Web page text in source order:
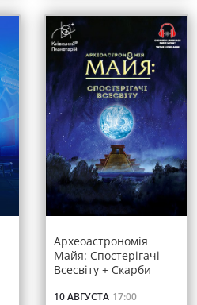
Археоастрономія
Майя: Спостерігачі
Всесвіту + Скарби
10 АВГУСТА 17:00